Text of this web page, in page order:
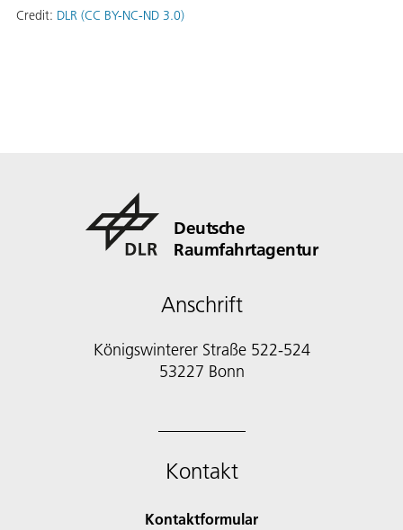
Credit: DLR (CC BY-NC-ND 3.0)
Deutsche
Raumfahrtagentur
Anschrift
Königswinterer Straße 522-524
53227 Bonn
Kontakt
Kontaktformular